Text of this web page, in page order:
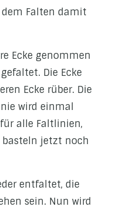
Falten damit
Ecke genommen
Die Ecke
Ecke rüber. Die
wird einmal
alle Faltlinien,
basteln jetzt noch
entfaltet, die
sein. Nun wird